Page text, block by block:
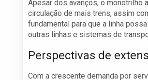
Apesar dos avanços, o monotrilho
circulação de mais trens, assim
fundamental para que a linha
outras linhas e sistemas de
Perspectivas de
Com a crescente demanda por